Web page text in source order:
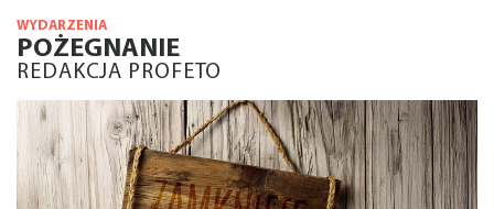
WYDARZENIA
POŻEGNANIE
REDAKCJA PROFETO